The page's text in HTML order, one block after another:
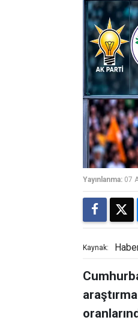
Yayınlanma: 07
Kaynak: